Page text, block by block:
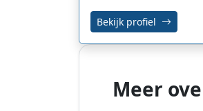
Bekijk profiel
Meer